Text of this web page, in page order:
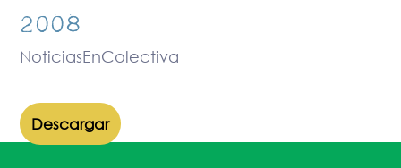
2008
NoticiasEnColectiva
Descargar